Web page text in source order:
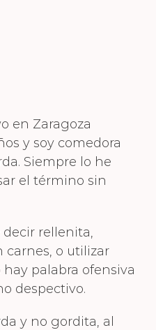
en Zaragoza
y soy comedora
Siempre lo he
el término sin
decir rellenita,
carnes, o utilizar
palabra ofensiva
despectivo.
y no gordita, al